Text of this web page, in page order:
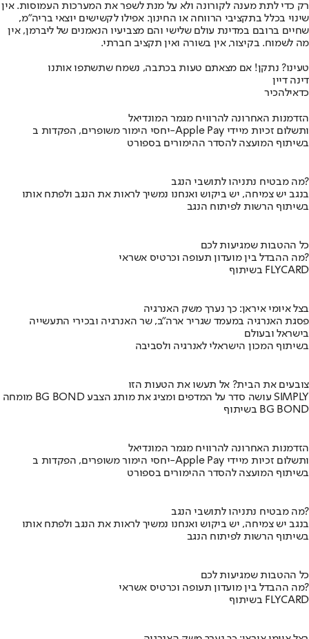
רק כדי לתת מענה לקורונה ולא על מנת לשפר את המערכות העמוסות. אין
שינוי בכלל בתקציבי הרווחה או החינוך. אפילו לקשישים יוצאי בריה"מ,
שחיים ברובם במדינת עולם שלישי והם מצביעיו הנאמנים של ליברמן, אין
מה לשמוח. בקיצור, אין בשורה ואין תקציב חברתי.
טעינו? נתקן! אם מצאתם טעות בכתבה, נשמח שתשתפו אותנו
דינה דיין
כדאילהכיר
הזדמנות האחרונה להרוויח מגמר המונדיאל
יחסי הימור משופרים, הפקדות ב-Apple Pay ותשלום זכיות מיידי
בשיתוף המועצה להסדר ההימורים בספורט
מה מבטיח נתניהו לתושבי הנגב?
בנגב יש צמיחה, יש ביקוש ואנחנו נמשיך לראות את הנגב ולפתח אותו
בשיתוף הרשות לפיתוח הנגב
כל ההטבות שמגיעות לכם
מה ההבדל בין מועדון תעופה וכרטיס אשראי?
בשיתוף FLYCARD
בצל איומי איראן: כך נערך משק האנרגיה
פסגת האנרגיה במעמד שגריר ארה"ב, שר האנרגיה ובכירי התעשייה
בישראל ובעולם
בשיתוף המכון הישראלי לאנרגיה ולסביבה
צובעים את הבית? אל תעשו את הטעות הזו
מומחה BG BOND עושה סדר על המדפים ומציג את מותג הצבע SIMPLY
בשיתוף BG BOND
הזדמנות האחרונה להרוויח מגמר המונדיאל
יחסי הימור משופרים, הפקדות ב-Apple Pay ותשלום זכיות מיידי
בשיתוף המועצה להסדר ההימורים בספורט
מה מבטיח נתניהו לתושבי הנגב?
בנגב יש צמיחה, יש ביקוש ואנחנו נמשיך לראות את הנגב ולפתח אותו
בשיתוף הרשות לפיתוח הנגב
כל ההטבות שמגיעות לכם
מה ההבדל בין מועדון תעופה וכרטיס אשראי?
בשיתוף FLYCARD